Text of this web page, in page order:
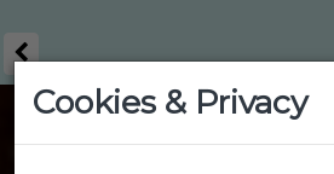
Cookies & Privacy